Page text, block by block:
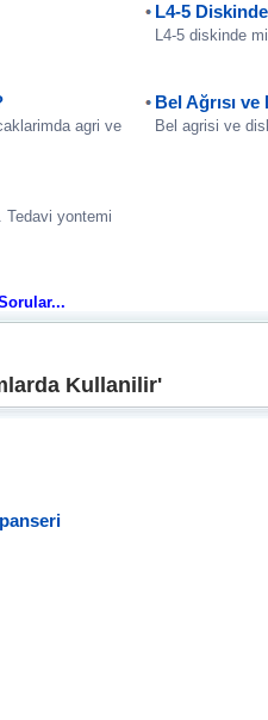
L4-5
L4-5 diskinde
agri ve
Bel Ağrısı
Bel agrisi ve
Tedavi yontemi
Kullanilir'